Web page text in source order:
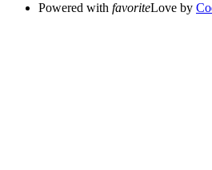
Powered with favoriteLove by